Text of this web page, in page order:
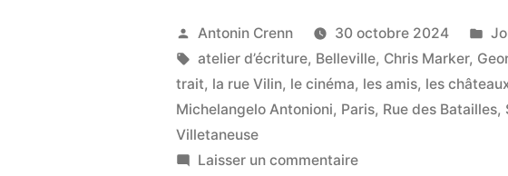
moi,
c’est
le
regard »
Publié
par
Antonin Crenn 30 octobre 2024
Étiquettes :
atelier d’écriture, Belleville, Chris Marker,
trait, la rue Vilin, le cinéma, les amis, les
Michelangelo Antonioni, Paris, Rue des Batailles,
Villetaneuse
Laisser un commentairesur